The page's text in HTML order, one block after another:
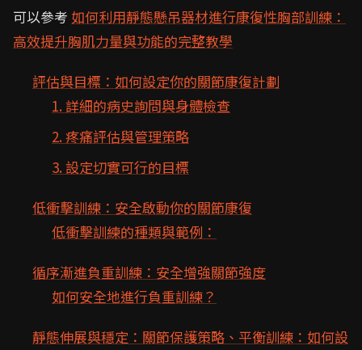
可以參考 如何利用靜態懸吊器材進行康復性胸部訓練：
高效提升胸肌力量與功能的完整教學
評估與目標：如何設定你的關節康復計劃
1. 詳細的病史詢問與身體檢查
2. 疼痛評估與管理策略
3. 設定切實可行的目標
低衝擊訓練：安全啟動你的關節康復
低衝擊訓練的種類與範例：
循序漸進負重訓練：安全增強關節強度
如何安全地進行負重訓練？
靜態伸展與穩定：關節保護策略、平衡訓練：如何設